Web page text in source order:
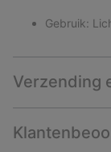
Gebruik:
Verzending